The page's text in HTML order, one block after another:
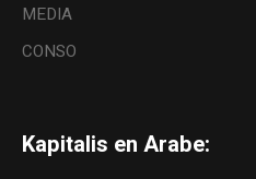
MEDIA
CONSO
Kapitalis en Arabe: